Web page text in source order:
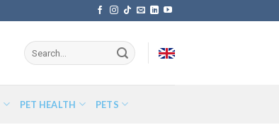
PET HEALTH PETS